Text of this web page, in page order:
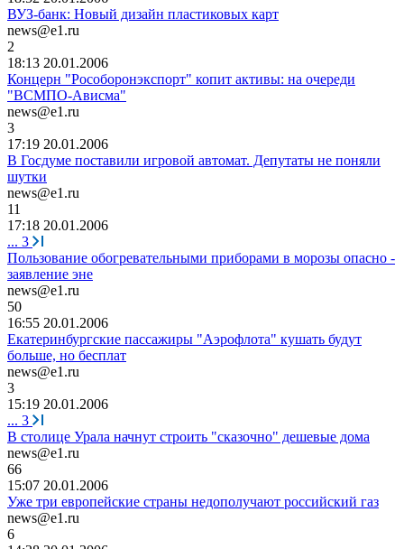
ВУЗ-банк: Новый дизайн пластиковых карт
news@e1.ru
2
18:13 20.01.2006
Концерн "Рособоронэкспорт" копит активы: на очереди
"ВСМПО-Ависма"
news@e1.ru
3
17:19 20.01.2006
В Госдуме поставили игровой автомат. Депутаты не поняли
шутки
news@e1.ru
11
17:18 20.01.2006
... 3
Пользование обогревательными приборами в морозы опасно -
заявление эне
news@e1.ru
50
16:55 20.01.2006
Екатеринбургские пассажиры "Аэрофлота" кушать будут
больше, но бесплат
news@e1.ru
3
15:19 20.01.2006
... 3
В столице Урала начнут строить "сказочно" дешевые дома
news@e1.ru
66
15:07 20.01.2006
Уже три европейские страны недополучают российский газ
news@e1.ru
6